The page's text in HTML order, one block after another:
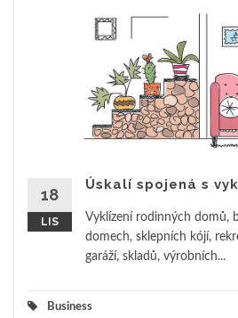
18
LIS
Úskalí spojená s
Vyklízení rodinných domů,
domech, sklepních kójí,
garáží, skladů, výrobních...
Business